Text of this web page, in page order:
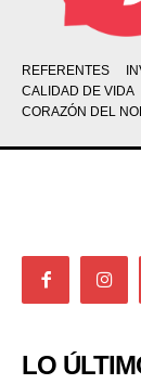
REFERENTES
CALIDAD DE VIDA
CORAZÓN DEL
LO